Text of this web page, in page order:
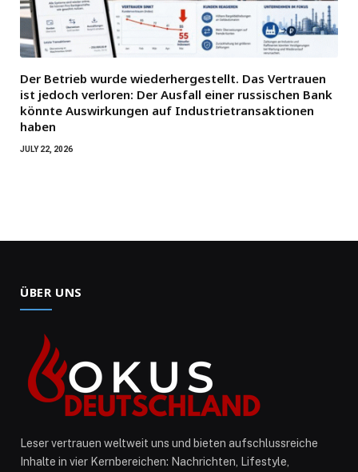
Der Betrieb wurde wiederhergestellt. Das Vertrauen
ist jedoch verloren: Der Ausfall einer russischen Bank
könnte Auswirkungen auf Industrietransaktionen
haben
JULY 22, 2026
ÜBER UNS
Leser vertrauen weltweit uns und bieten aufschlussreiche
Inhalte in vier Kernbereichen: Nachrichten, Lifestyle,